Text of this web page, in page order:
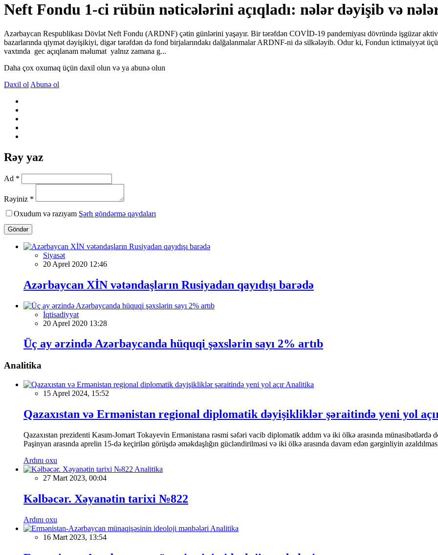
Neft Fondu 1-ci rübün nəticələrini açıqladı: nələr dəyişib və
Azərbaycan Respublikası Dövlət Neft Fondu (ARDNF) çətin günlərini yaşayır. Bir tərəfdən COVİD-19 pandemiyası dövründə işgüzar
bazarlarında qiymət dəyişikiyi, digər tərəfdən də fond birjalarındakı dalğalanmalar ARDNF-ni də silkələyib. Odur ki, Fondun ictimaiyyət
vaxtında gec açıqlanam məlumat yalnız zamana g...
Daha çox oxumaq üçün daxil olun və ya abunə olun
Daxil ol Abunə ol
Rəy yaz
Ad *
Rəyiniz *
Oxudum və razıyam Şərh göndərmə qaydaları
Göndər
Siyasət
20 Aprel 2020 12:46
Azərbaycan XİN vətəndaşların Rusiyadan qayıdışı barədə
İqtisadiyyat
20 Aprel 2020 13:28
Üç ay ərzində Azərbaycanda hüquqi şəxslərin sayı 2% artıb
Analitika
Analitika
15 Aprel 2024, 15:52
Qazaxıstan və Ermənistan regional diplomatik dəyişikliklər şəraitində yeni yol
Qazaxıstan prezidenti Kasım-Jomart Tokayevin Ermənistana rəsmi səfəri vacib diplomatik addım və iki ölkə arasında
Paşinyan arasında aprelin 15-də keçirilən görüşdə əməkdaşlığın gücləndirilməsi və iki ölkə arasında davam edən gərginliyin
Ardını oxu
Analitika
27 Mart 2023, 00:04
Kəlbəcər. Xəyanətin tarixi №822
Ardını oxu
Analitika
16 Mart 2023, 13:54